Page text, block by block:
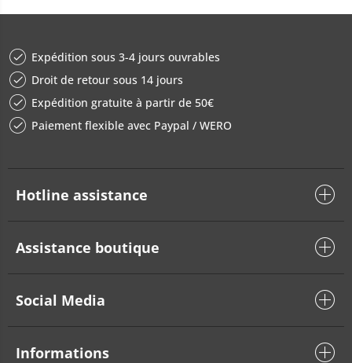
Expédition sous 3-4 jours ouvrables
Droit de retour sous 14 jours
Expédition gratuite à partir de 50€
Paiement flexible avec Paypal / WERO
Hotline assistance
Assistance boutique
Social Media
Informations